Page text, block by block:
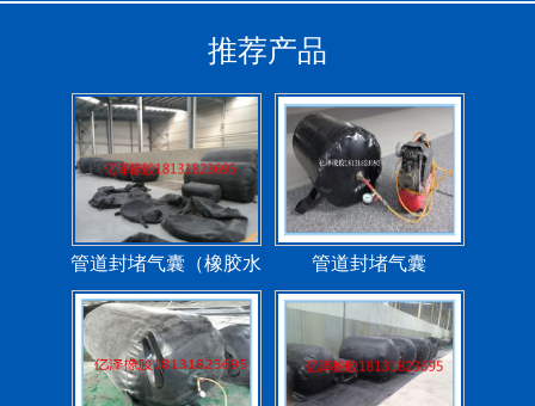
推荐产品
管道封堵气囊（橡胶水
堵）
管道封堵气囊
污水管道封堵气囊 管道堵水气囊